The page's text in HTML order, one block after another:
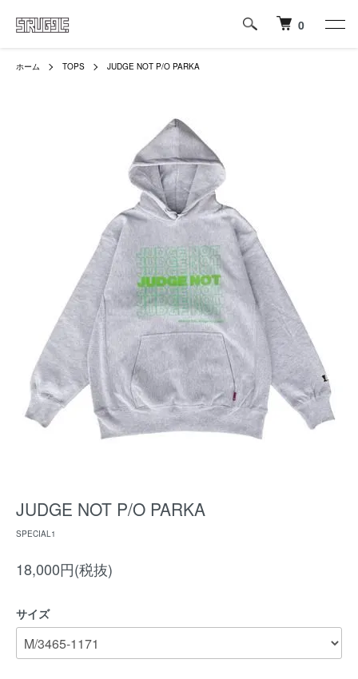
0
ホーム TOPS JUDGE NOT P/O PARKA
JUDGE NOT P/O PARKA
SPECIAL1
18,000円(税抜)
サイズ